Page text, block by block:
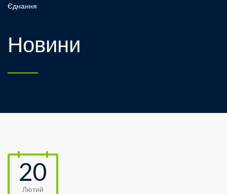
Єднання
Новини
20
Лютий